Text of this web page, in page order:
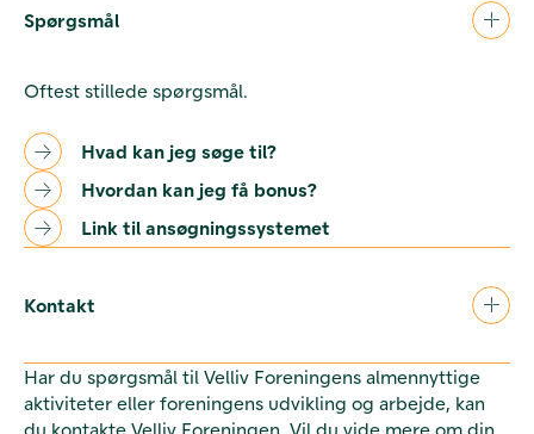
Spørgsmål
Oftest stillede spørgsmål.
Hvad kan jeg søge til?
Hvordan kan jeg få bonus?
Link til ansøgningssystemet
Kontakt
Har du spørgsmål til Velliv Foreningens almennyttige
aktiviteter eller foreningens udvikling og arbejde, kan
du kontakte Velliv Foreningen. Vil du vide mere om din